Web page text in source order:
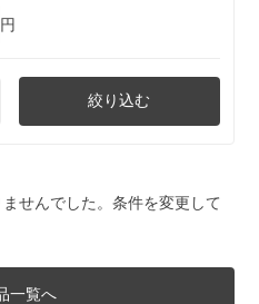
円
絞り込む
せんでした。条件を変更して
一覧へ